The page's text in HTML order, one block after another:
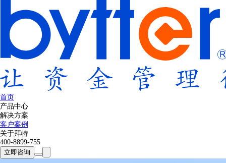
首页
产品中心
解决方案
客户案例
关于拜特
400-8899-755
立即咨询